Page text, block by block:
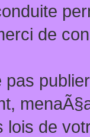
de
lois de